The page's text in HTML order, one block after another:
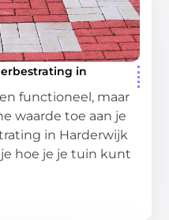
in
functioneel, maar
waarde toe aan je
in Harderwijk
hoe je je tuin kunt